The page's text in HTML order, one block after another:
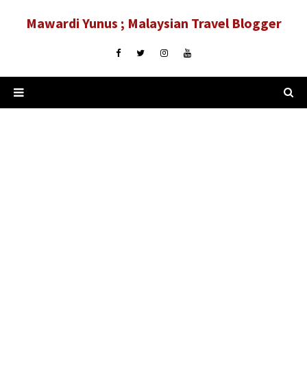
Mawardi Yunus ; Malaysian Travel Blogger